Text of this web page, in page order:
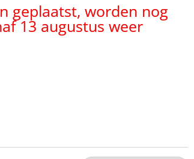
geplaatst, worden nog
13 augustus weer